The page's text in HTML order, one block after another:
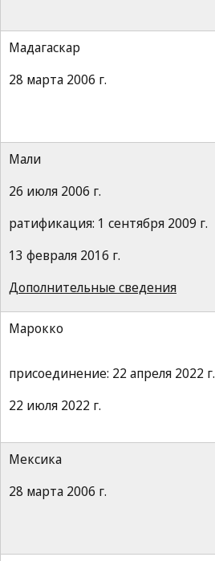
Мадагаскар
28 марта 2006 г.
Мали
26 июля 2006 г.
ратификация: 1 сентября 2009 г.
13 февраля 2016 г.
Дополнительные сведения
Марокко
присоединение: 22 апреля 2022 г.
22 июля 2022 г.
Мексика
28 марта 2006 г.